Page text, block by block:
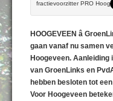
fractievoorzitter PRO
HOOGEVEEN â
gaan vanaf nu samen
Hoogeveen. Aanleiding
van GroenLinks en
hebben besloten tot
Voor Hoogeveen